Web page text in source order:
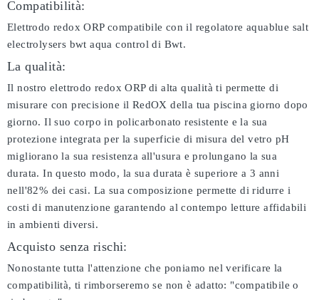
Compatibilità:
Elettrodo redox ORP compatibile con il regolatore aquablue salt
electrolysers bwt aqua control di Bwt.
La qualità:
Il nostro elettrodo redox ORP di alta qualità ti permette di
misurare con precisione il RedOX della tua piscina giorno dopo
giorno. Il suo corpo in policarbonato resistente e la sua
protezione integrata per la superficie di misura del vetro pH
migliorano la sua resistenza all'usura e prolungano la sua
durata. In questo modo, la sua durata è superiore a 3 anni
nell'82% dei casi. La sua composizione permette di ridurre i
costi di manutenzione garantendo al contempo letture affidabili
in ambienti diversi.
Acquisto senza rischi:
Nonostante tutta l'attenzione che poniamo nel verificare la
compatibilità, ti rimborseremo se non è adatto: "compatibile o